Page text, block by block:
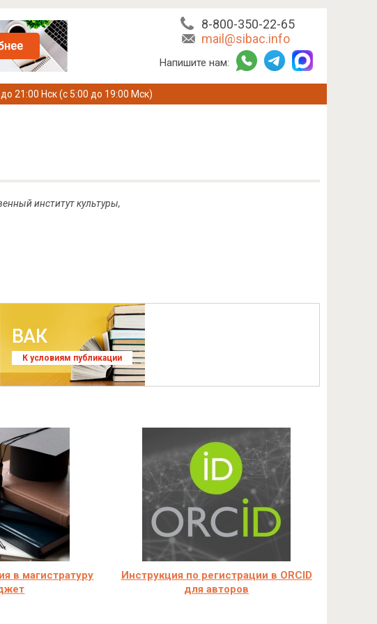
8-800-350-22-65
mail@sibac.info
Напишите нам:
21:00 Нск (с 5:00 до 19:00 Мск)
институт культуры,
ВАК
К условиям публикации
в магистратуру
Инструкция по регистрации в ORCID
для авторов